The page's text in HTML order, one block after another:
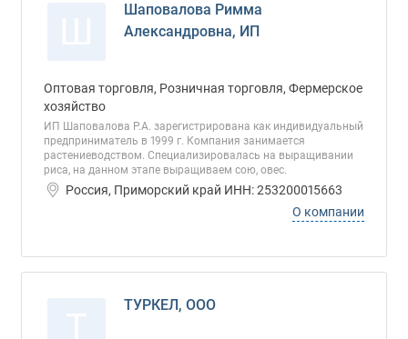
Шаповалова Римма
Александровна, ИП
Оптовая торговля, Розничная торговля, Фермерское
хозяйство
ИП Шаповалова Р.А. зарегистрирована как индивидуальный
предприниматель в 1999 г. Компания занимается
растениеводством. Специализировалась на выращивании
риса, на данном этапе выращиваем сою, овес.
Россия, Приморский край ИНН: 253200015663
О компании
ТУРКЕЛ, ООО